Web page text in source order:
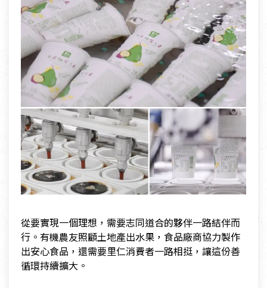
從要實現一個理想，需要志同道合的夥伴一路結伴而
行。有機農友照顧土地產出水果，食品廠商協力製作
出安心食品，還需要里仁消費者一路相挺，讓這份善
循環持續擴大。